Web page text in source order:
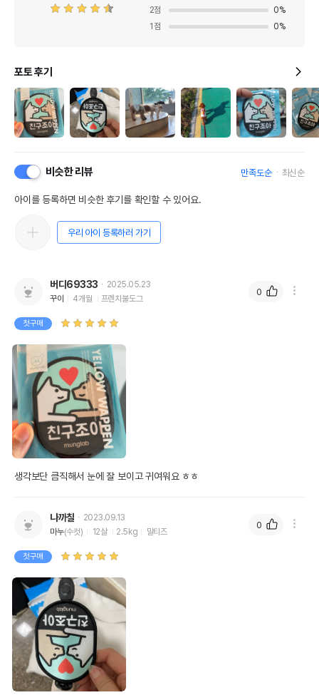
2점 0%
1 점 0%
포토 후기
비슷한 리뷰 만족도순 최신순
아이를 등록하면 비슷한 후기를 확인할 수 있어요.
우리 아이 등록하러 가기
버디69333
2025.05.23
꾸이
4개월 프렌치불도그
첫구매
생각보단 큼직해서 눈에 잘 보이고 귀여워요 ㅎㅎ
0
나까칠
2023.09.13
마누(수컷) 12살 2.5kg 말티즈
첫구매
0